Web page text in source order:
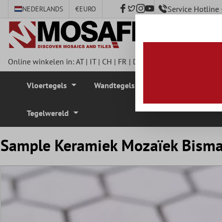
hoofdinhoud
NEDERLANDS €EURO Service
Online winkelen in:AT| IT| CH | FR | DE
Vloertegels Wandtegels
Tegelwereld
Sample Keramiek Mozaïek